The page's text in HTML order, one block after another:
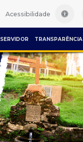
Acessibilidade
SERVIDOR TRANSPARÊNCIA